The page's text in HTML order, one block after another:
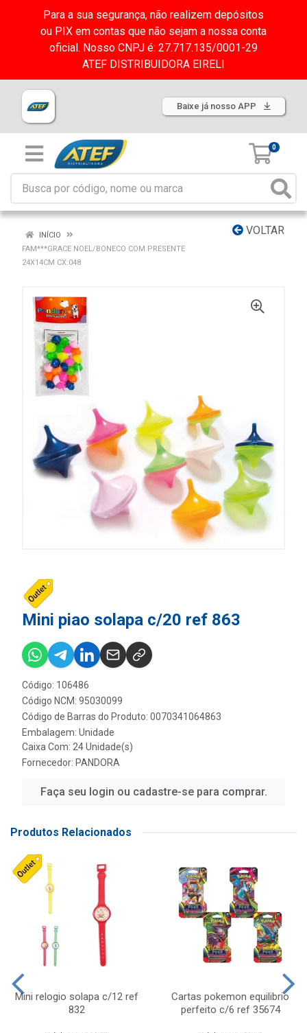
Para a sua segurança, não realizem depósitos
ou PIX em contas que não sejam a nossa conta
oficial. Nosso CNPJ é: 27.717.135/0001-29
ATEF DISTRIBUIDORA EIRELI
Baixe já nosso APP
0
VOLTAR
INÍCIO
FAM***GRACE NOEL/BONECO COM PRESENTE
24X14CM CX:048
Mini piao solapa c/20 ref 863
Código: 106486
Código NCM: 95030099
Código de Barras do Produto: 0070341064863
Embalagem: Unidade
Caixa Com: 24 Unidade(s)
Fornecedor: PANDORA
Faça seu login ou cadastre-se para comprar.
Produtos Relacionados
Mini relogio solapa c/12 ref
832
Cartas pokemon equilibrio
perfeito c/6 ref 35674